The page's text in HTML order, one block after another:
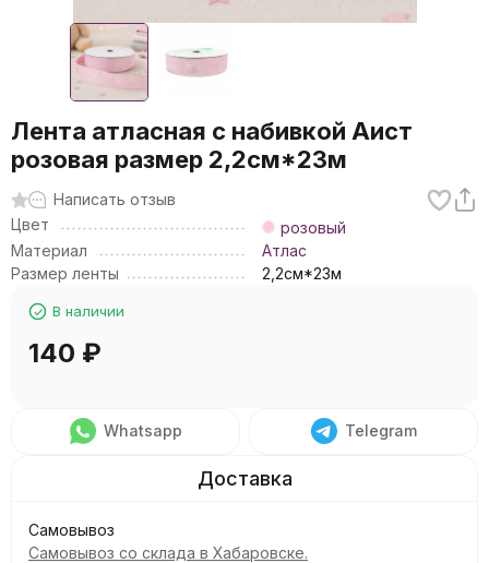
Лента атласная с набивкой Аист
розовая размер 2,2см*23м
Написать отзыв
Цвет
розовый
Материал
Атлас
Размер ленты
2,2см*23м
В наличии
140 ₽
Whatsapp Telegram
Самовывоз
Самовывоз со склада в Хабаровске.